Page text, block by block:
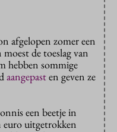
afgelopen zomer een
de toeslag van
hebben sommige
aangepasten geven ze
een beetje in
uitgetrokken